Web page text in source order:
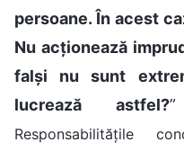
persoane. În acest
Nu acționează
falși nu sunt
lucrează astfel?
Responsabilitățile